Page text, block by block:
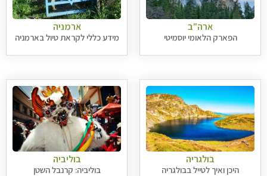
ארה"ב
הפארק הלאומי יוסמיטי
ארמניה
מידע כללי לקראת טיול בארמניה
בולגריה
היכן ואיך לטייל בבולגריה
בוליביה
בוליביה: קרנבל השטן